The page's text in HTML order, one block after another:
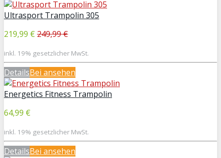
Ultrasport Trampolin 305
219,99 € 249,99 €
inkl. 19% gesetzlicher MwSt.
DetailsBei ansehen
Energetics Fitness Trampolin
64,99 €
inkl. 19% gesetzlicher MwSt.
DetailsBei ansehen